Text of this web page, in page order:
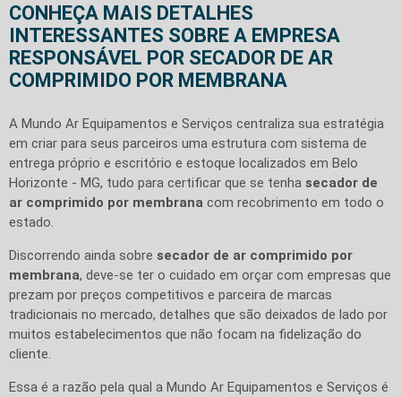
CONHEÇA MAIS DETALHES
INTERESSANTES SOBRE A EMPRESA
RESPONSÁVEL POR SECADOR DE AR
COMPRIMIDO POR MEMBRANA
A Mundo Ar Equipamentos e Serviços centraliza sua estratégia
em criar para seus parceiros uma estrutura com sistema de
entrega próprio e escritório e estoque localizados em Belo
Horizonte - MG, tudo para certificar que se tenha secador de
ar comprimido por membrana com recobrimento em todo o
estado.
Discorrendo ainda sobre secador de ar comprimido por
membrana, deve-se ter o cuidado em orçar com empresas que
prezam por preços competitivos e parceira de marcas
tradicionais no mercado, detalhes que são deixados de lado por
muitos estabelecimentos que não focam na fidelização do
cliente.
Essa é a razão pela qual a Mundo Ar Equipamentos e Serviços é